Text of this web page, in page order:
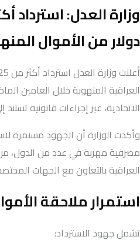
دولار من الأموال
العراقية المنهوبة خلال العامين
الاتحادية، عبر إجراءات قانونية تستند
وأكدت الوزارة أن الجهود مستمرة
مصرفية مهربة في عدد من الدول، من
العراقية بالتعاون مع الجهات
استمرار ملاحقة
تشمل جهود الاسترداد: